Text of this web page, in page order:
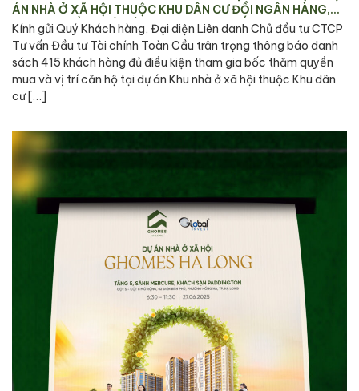
ÁN NHÀ Ở XÃ HỘI THUỘC KHU DÂN CƯ ĐỒI NGÂN HÀNG,
PHƯỜNG HỒNG HẢI VÀ PHƯỜNG CAO THẮNG, TP. HẠ LONG
Kính gửi Quý Khách hàng, Đại diện Liên danh Chủ đầu tư CTCP
Tư vấn Đầu tư Tài chính Toàn Cầu trân trọng thông báo danh
sách 415 khách hàng đủ điều kiện tham gia bốc thăm quyền
mua và vị trí căn hộ tại dự án Khu nhà ở xã hội thuộc Khu dân
cư […]